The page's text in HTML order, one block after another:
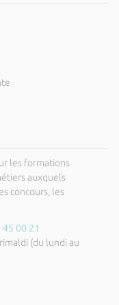
les formations
auxquels
concours, les
45 00 21
(du lundi au